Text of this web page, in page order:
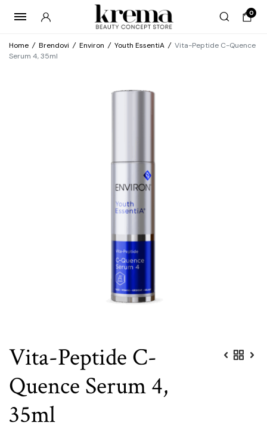
0
Home / Brendovi / Environ / Youth EssentiA / Vita-Peptide C-Quence
Serum 4, 35ml
Vita-Peptide C-
Quence Serum 4,
35ml